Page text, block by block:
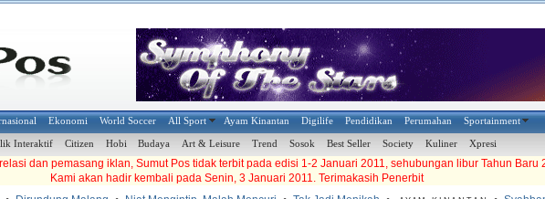
Ekonomi World Soccer All Sport Ayam Kinantan Digilife Pendidikan Perumahan Sportainment
Interaktif Citizen Hobi Budaya Art & Leisure Trend Sosok Best Seller Society Kuliner Xpresi
dan pemasang iklan, Sumut Pos tidak terbit pada edisi 1-2 Januari 2011, sehubungan libur Tahun Baru
Kami akan hadir kembali pada Senin, 3 Januari 2011. Terimakasih Penerbit